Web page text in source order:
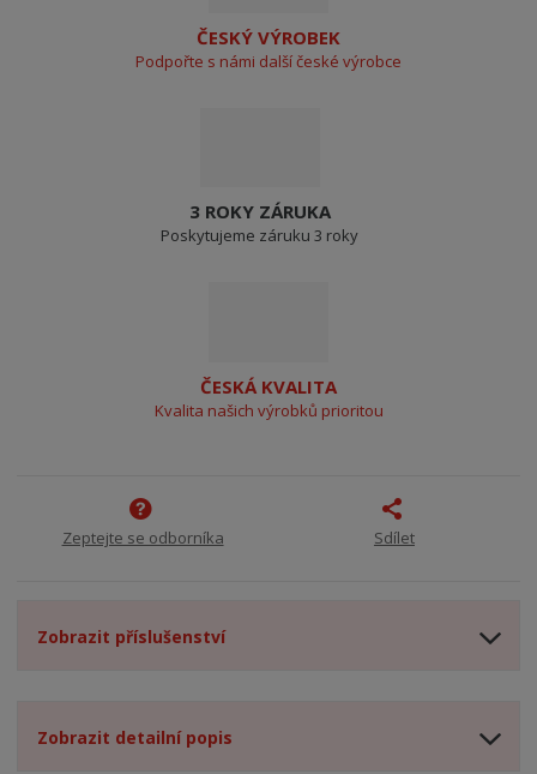
ČESKÝ VÝROBEK
Podpořte s námi další české výrobce
3 ROKY ZÁRUKA
Poskytujeme záruku 3 roky
ČESKÁ KVALITA
Kvalita našich výrobků prioritou
Zeptejte se odborníka Sdílet
Zobrazit příslušenství
Zobrazit detailní popis